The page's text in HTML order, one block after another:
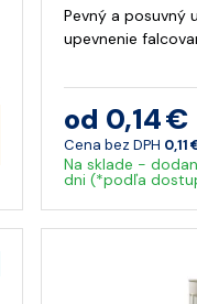
Pevný a posuvný
upevnenie
od 0,14 €
Cena bez DPH 0,11
Na sklade -
dni (*podľa